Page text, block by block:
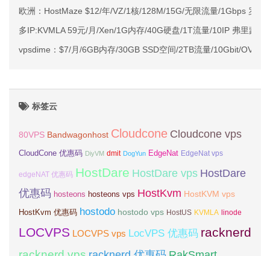
欧洲：HostMaze $12/年/VZ/1核/128M/15G/无限流量/1Gbps 罗马
多IP:KVMLA 59元/月/Xen/1G内存/40G硬盘/1T流量/10IP 弗里蒙特
vpsdime：$7/月/6GB内存/30GB SSD空间/2TB流量/10Gbit/OVZ/
标签云
80VPS Bandwagonhost Cloudcone Cloudcone vps
CloudCone 优惠码 DiyVM dmit DogYun EdgeNat EdgeNat vps
edgeNAT 优惠码 HostDare HostDare vps HostDare
优惠码 hosteons hosteons vps HostKvm HostKVM vps
HostKvm 优惠码 hostodo hostodo vps HostUS KVMLA linode
LOCVPS LOCVPS vps LocVPS 优惠码 racknerd